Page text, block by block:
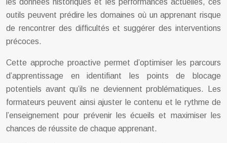
les données historiques et les performances actuelles, ces
outils peuvent prédire les domaines où un apprenant risque
de rencontrer des difficultés et suggérer des interventions
précoces.
Cette approche proactive permet d’optimiser les parcours
d’apprentissage en identifiant les points de blocage
potentiels avant qu’ils ne deviennent problématiques. Les
formateurs peuvent ainsi ajuster le contenu et le rythme de
l’enseignement pour prévenir les écueils et maximiser les
chances de réussite de chaque apprenant.